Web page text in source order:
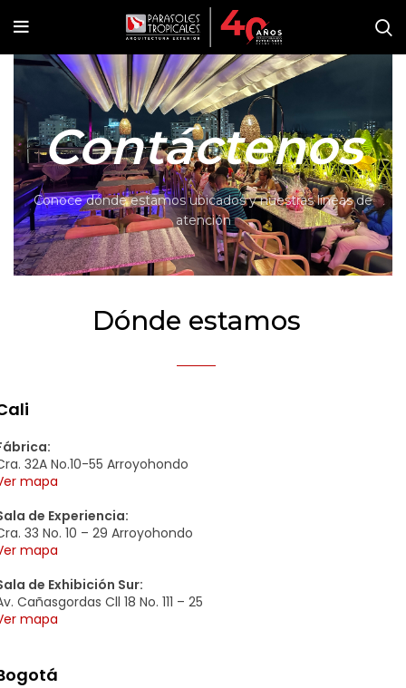
Contáctenos
Conoce dónde estamos ubicados y nuestras líneas de
atención
Dónde estamos
32A No.10-55 Arroyohondo
mapa
de Experiencia:
33 No. 10 – 29 Arroyohondo
mapa
de Exhibición Sur:
Cañasgordas Cll 18 No. 111 – 25
mapa